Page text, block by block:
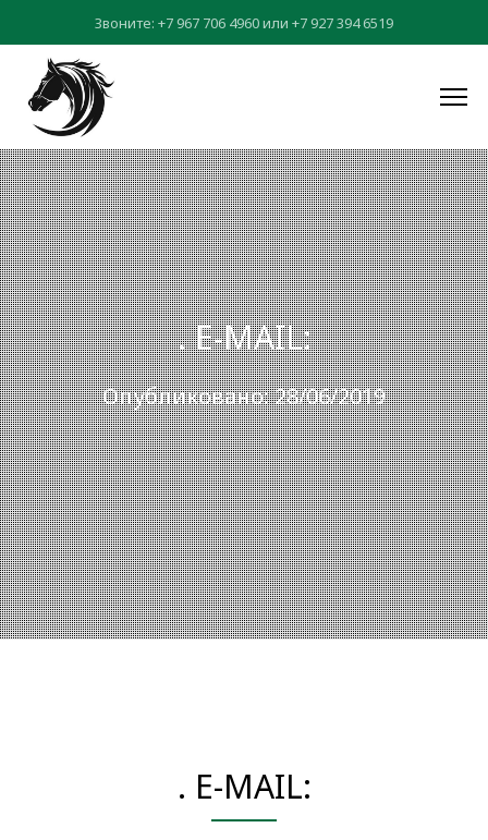
Звоните: +7 967 706 4960или +7 927 394 6519
. E-MAIL:
Опубликовано: 28/06/2019
. E-MAIL: